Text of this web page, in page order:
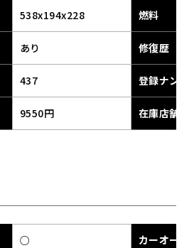
538x194x228 燃料
あり 修復歴
437 登録ナンバ
9550円 在庫店舗情
○ カーオーデ